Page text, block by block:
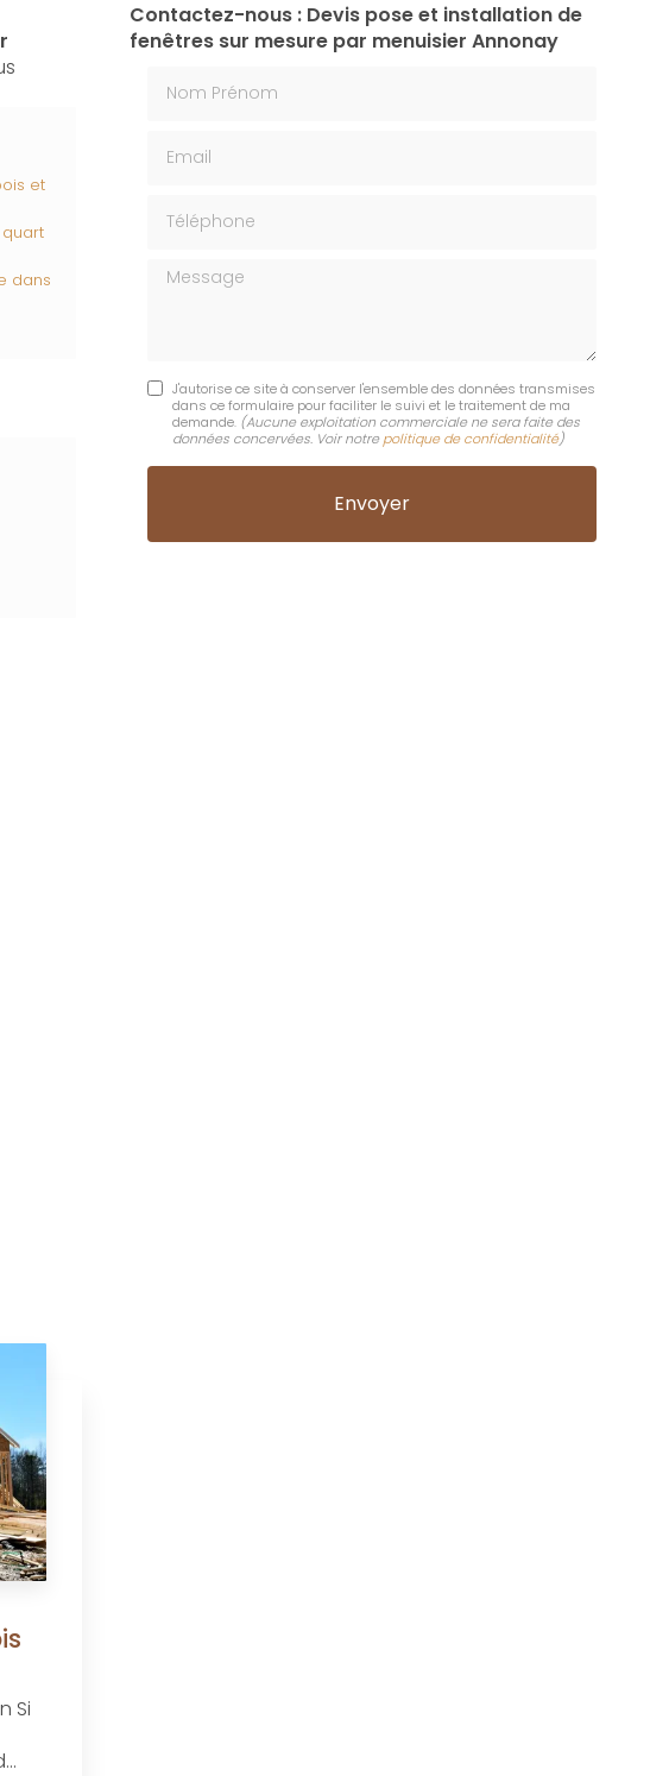
et
dans
Contactez-nous : Devis pose et installation de
fenêtres sur mesure par menuisier Annonay
Message
J'autorise ce site à conserver l'ensemble des données transmises
dans ce formulaire pour faciliter le suivi et le traitement de ma
demande. (Aucune exploitation commerciale ne sera faite des
données concervées. Voir notre politique de confidentialité)
Si